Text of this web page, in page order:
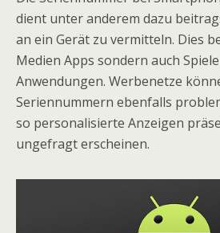
dient unter anderem dazu
an ein Gerät zu vermitteln. Dies
Medien Apps sondern auch
Anwendungen. Werbenetze
Seriennummern ebenfalls
so personalisierte Anzeigen
ungefragt erscheinen.